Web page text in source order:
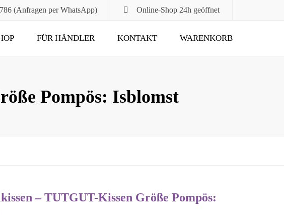
(Anfragen per WhatsApp) Online-Shop 24h geöffnet
Submit
FÜR HÄNDLER KONTAKT WARENKORB
Pompös: Isblomst
– TUTGUT-Kissen Größe Pompös: